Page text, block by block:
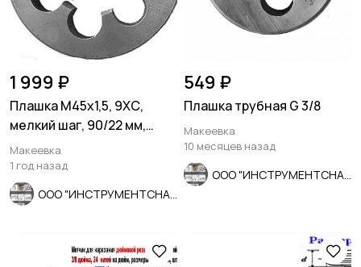
1 999 ₽
Плашка М45х1,5, 9ХС,
мелкий шаг, 90/22 мм,
ГОСТ 7740-71, сделано в
ССС
Макеевка
1 год назад
549 ₽
Плашка трубная G 3/8
Макеевка
10 месяцев назад